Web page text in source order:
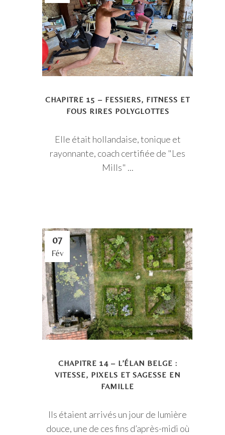
CHAPITRE 15 – FESSIERS, FITNESS ET
FOUS RIRES POLYGLOTTES
Elle était hollandaise, tonique et
rayonnante, coach certifiée de "Les
Mills" ...
07
Fév
CHAPITRE 14 – L’ÉLAN BELGE :
VITESSE, PIXELS ET SAGESSE EN
FAMILLE
Ils étaient arrivés un jour de lumière
douce, une de ces fins d’après-midi où